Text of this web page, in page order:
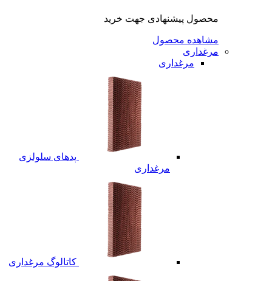
محصول پیشنهادی جهت خرید
مشاهده محصول
مرغداری
مرغداری
پدهای سلولزی
مرغداری
کاتالوگ مرغداری